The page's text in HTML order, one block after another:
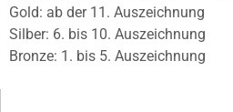
Gold: ab der 11. Auszeichnung
Silber: 6. bis 10. Auszeichnung
Bronze: 1. bis 5. Auszeichnung